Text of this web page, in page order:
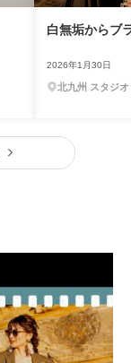
白無垢からブ
2026年1月30日
北九州 スタジ